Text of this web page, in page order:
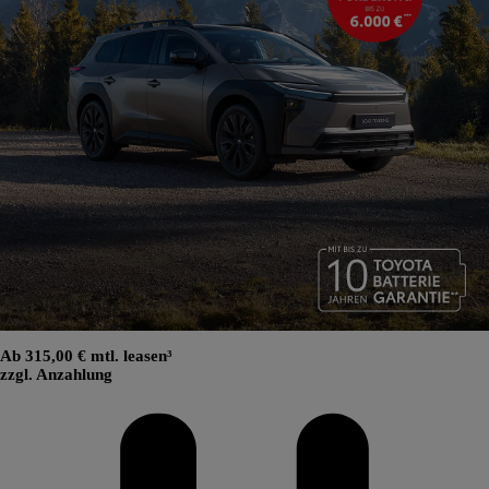
Ab 315,00 € mtl. leasen³
zzgl. Anzahlung